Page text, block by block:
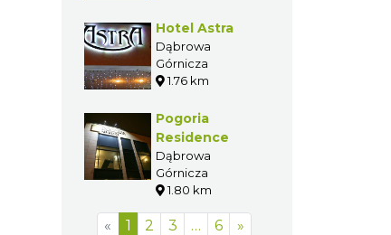
Hotel Astra
Dąbrowa
Górnicza
1.76 km
Pogoria
Residence
Dąbrowa
Górnicza
1.80 km
« 1 2 3 … 6 »